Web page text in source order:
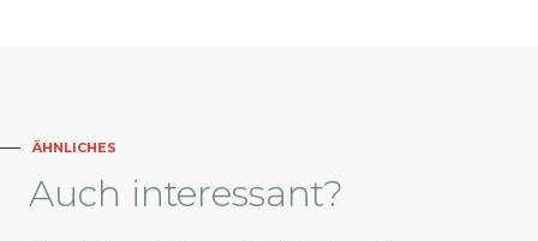
ÄHNLICHES
Auch interessant?